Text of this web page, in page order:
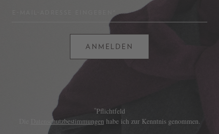
ANMELDEN
*Pflichtfeld
Datenschutzbestimmungen habe ich zur Kenntnis genommen.